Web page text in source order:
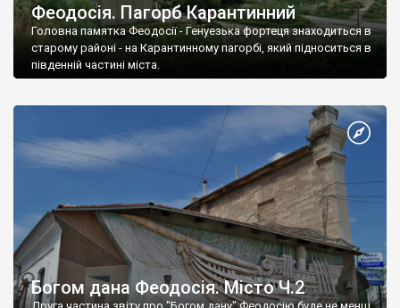
Феодосія. Пагорб Карантинний
Головна памятка Феодосії - Генуезька фортеця знаходиться в
старому районі - на Карантинному пагорбі, який підноситься в
південній частині міста.
Богом дана Феодосія. Місто Ч.2